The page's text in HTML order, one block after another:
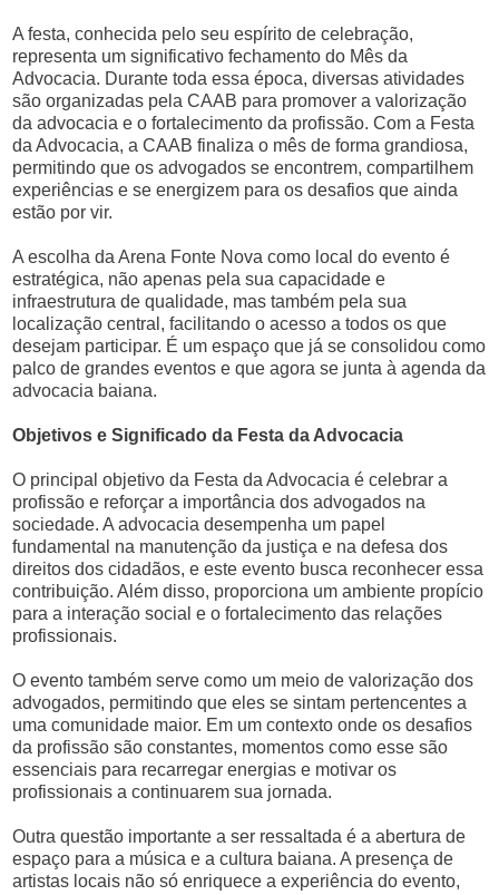
A festa, conhecida pelo seu espírito de celebração,
representa um significativo fechamento do Mês da
Advocacia. Durante toda essa época, diversas atividades
são organizadas pela CAAB para promover a valorização
da advocacia e o fortalecimento da profissão. Com a Festa
da Advocacia, a CAAB finaliza o mês de forma grandiosa,
permitindo que os advogados se encontrem, compartilhem
experiências e se energizem para os desafios que ainda
estão por vir.
A escolha da Arena Fonte Nova como local do evento é
estratégica, não apenas pela sua capacidade e
infraestrutura de qualidade, mas também pela sua
localização central, facilitando o acesso a todos os que
desejam participar. É um espaço que já se consolidou como
palco de grandes eventos e que agora se junta à agenda da
advocacia baiana.
Objetivos e Significado da Festa da Advocacia
O principal objetivo da Festa da Advocacia é celebrar a
profissão e reforçar a importância dos advogados na
sociedade. A advocacia desempenha um papel
fundamental na manutenção da justiça e na defesa dos
direitos dos cidadãos, e este evento busca reconhecer essa
contribuição. Além disso, proporciona um ambiente propício
para a interação social e o fortalecimento das relações
profissionais.
O evento também serve como um meio de valorização dos
advogados, permitindo que eles se sintam pertencentes a
uma comunidade maior. Em um contexto onde os desafios
da profissão são constantes, momentos como esse são
essenciais para recarregar energias e motivar os
profissionais a continuarem sua jornada.
Outra questão importante a ser ressaltada é a abertura de
espaço para a música e a cultura baiana. A presença de
artistas locais não só enriquece a experiência do evento,